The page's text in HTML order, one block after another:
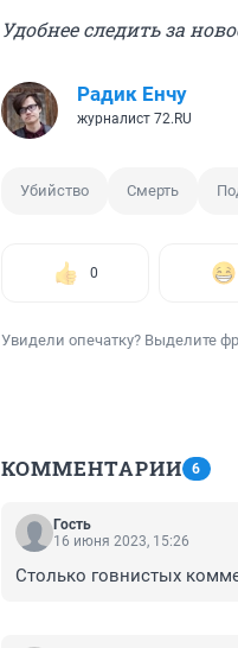
Удобнее следить за
Радик Енчу
журналист 72.RU
Убийство Смерть
0
Увидели опечатку? Выделите
КОММЕНТАРИИ 6
Гость
16 июня 2023, 15:26
Столько говнистых